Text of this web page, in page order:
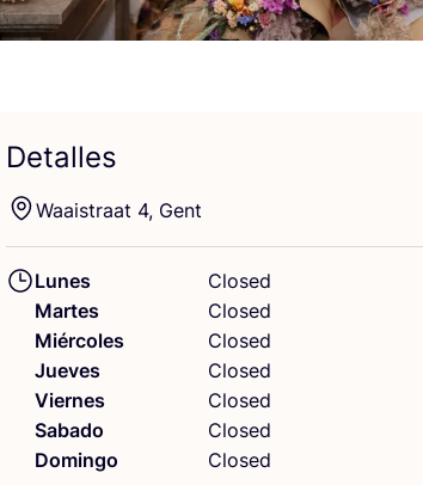
Detalles
Waais­traat 4, Gent
Lunes
Closed
Martes
Closed
Miércoles
Closed
Jueves
Closed
Viernes
Closed
Sabado
Closed
Domingo
Closed